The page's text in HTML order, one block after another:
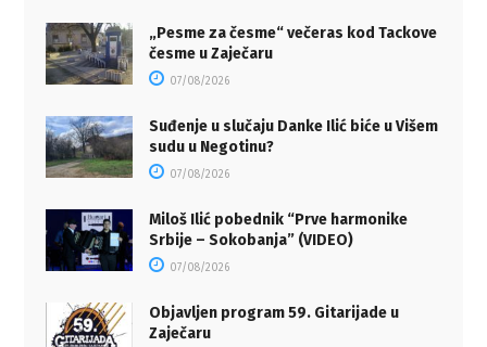
„Pesme za česme“ večeras kod Tackove
česme u Zaječaru
07/08/2026
Suđenje u slučaju Danke Ilić biće u Višem
sudu u Negotinu?
07/08/2026
Miloš Ilić pobednik “Prve harmonike
Srbije – Sokobanja” (VIDEO)
07/08/2026
Objavljen program 59. Gitarijade u
Zaječaru